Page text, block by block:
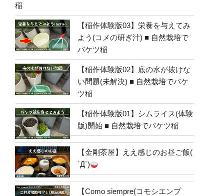
稲
【稲作体験版03】栄養を与えてみ
よう(コメの研ぎ汁) ■ 自然栽培で
バケツ稲
【稲作体験版02】底の水が抜けな
い問題(未解決) ■ 自然栽培でバケ
ツ稲
【稲作体験版01】シムライス(体験
版)開始 ■ 自然栽培でバケツ稲
【金剛茶屋】ええ感じのお昼ご飯(
´Д`)
【Como siempre(コモシエンプ